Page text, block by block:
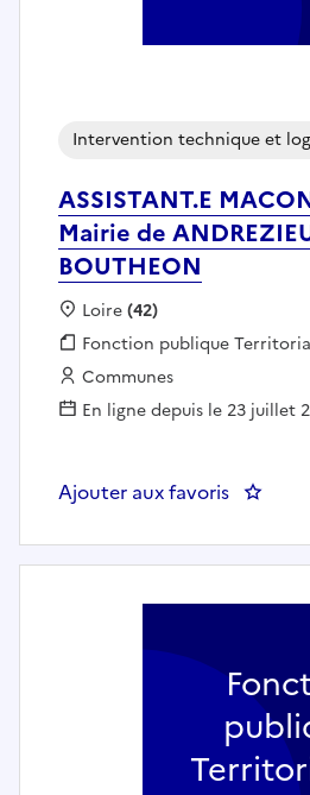
ASSISTANT.E
Mairie de
BOUTHEON
Intervention technique et
Localisation :
Loire(42)
Fonction publique :
Fonction publique
Employeur :
Communes
En ligne depuis le 23 juillet
Ajouter aux favoris :